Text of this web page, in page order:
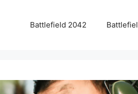
Battlefield 2042